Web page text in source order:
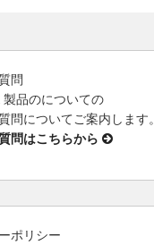
問
品のについての
問についてご案内します。
問はこちらから
ポリシー